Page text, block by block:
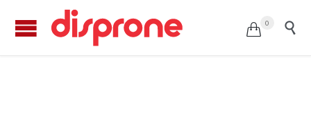
 0 
Parche radial Maruni MR-18 (10u.)